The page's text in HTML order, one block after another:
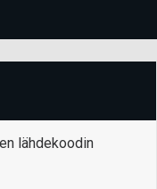
lähdekoodin